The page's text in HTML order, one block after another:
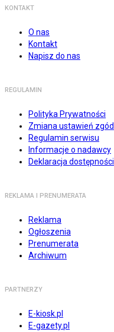
KONTAKT
O nas
Kontakt
Napisz do nas
REGULAMIN
Polityka Prywatności
Zmiana ustawień zgód
Regulamin serwisu
Informacje o nadawcy
Deklaracja dostępności
REKLAMA I PRENUMERATA
Reklama
Ogłoszenia
Prenumerata
Archiwum
PARTNERZY
E-kiosk.pl
E-gazety.pl